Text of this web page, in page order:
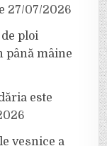
27/07/2026
ploi
până mâine
este
veșnice a